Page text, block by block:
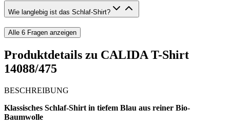
Wie langlebig ist das Schlaf-Shirt?
Alle 6 Fragen anzeigen
Produktdetails zu CALIDA T-Shirt
14088/475
BESCHREIBUNG
Klassisches Schlaf-Shirt in tiefem Blau aus reiner Bio-
Baumwolle